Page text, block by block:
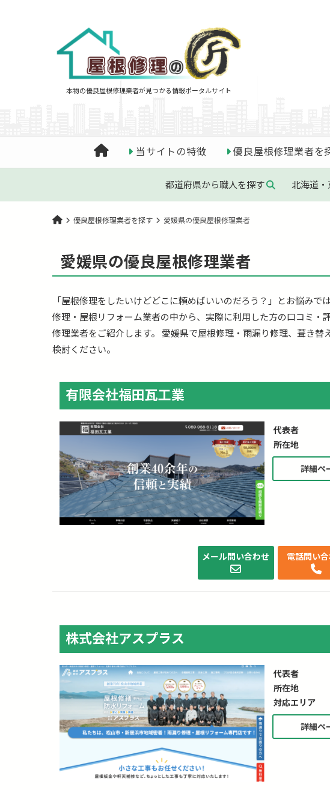
本物の優良屋根修理業者が見つかる情報ポータルサイト
当サイトの特徴 優良屋根修理業者を
都道府県から職人を探す 北海道・
優良屋根修理業者を探す 愛媛県の優良屋根修理業者
愛媛県の優良屋根修理業者
「屋根修理をしたいけどどこに頼めばいいのだろう？」とお悩み
修理・屋根リフォーム業者の中から、実際に利用した方の口コミ
修理業者をご紹介します。 愛媛県で屋根修理・雨漏り修理、葺き
検討ください。
有限会社福田瓦工業
代表者
所在地
詳細ペ
メール問い合わせ 電話問い
株式会社アスプラス
代表者
所在地
対応エリア
詳細ペ